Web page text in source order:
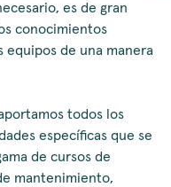
es de gran
conocimientos
equipos de una manera
todos los
específicas que se
de cursos de
mantenimiento,